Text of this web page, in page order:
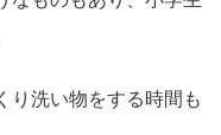
り洗い物をする時間も